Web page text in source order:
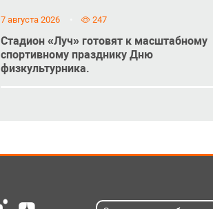
7 августа 2026 247
Стадион «Луч» готовят к масштабному
спортивному празднику Дню
физкультурника.